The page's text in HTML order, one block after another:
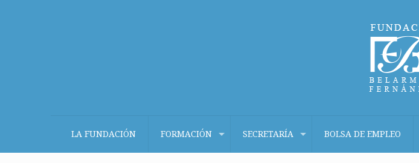
LA FUNDACIÓN FORMACIÓN SECRETARÍA BOLSA DE EMPLEO